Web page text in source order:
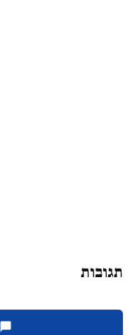
תגובות